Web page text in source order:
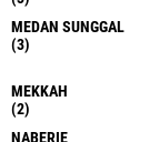
MEDAN SUNGGAL
(3)
MEKKAH
(2)
NABERIE